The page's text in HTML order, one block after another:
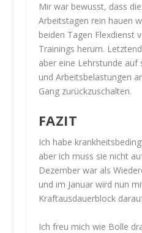
Mir war bewusst, dass
Arbeitstagen rein hauen
beiden Tagen Flexdienst
Trainings herum.
aber eine Lehrstunde auf
und Arbeitsbelastungen
Gang zurückzuschalten.
FAZIT
Ich habe
aber ich muss sie nicht
Dezember war als
und im Januar wird nun
Kraftausdauerblock
Ich freu mich wie Bolle